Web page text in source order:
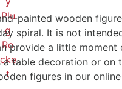
painted wooden
spiral. It is not
provide a little moment
a table decoration or on
figures in our